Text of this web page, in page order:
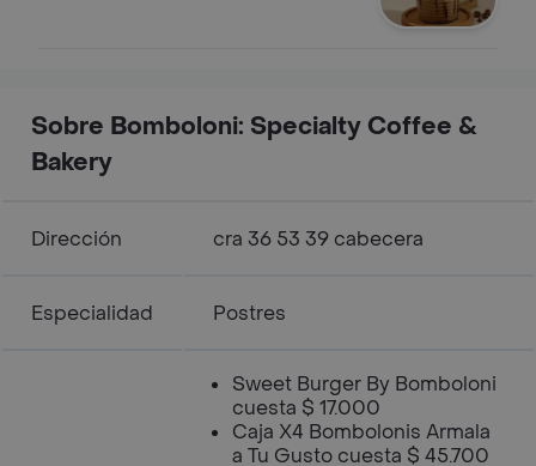
Sobre Bomboloni: Specialty Coffee &
Bakery
Dirección cra 36 53 39 cabecera
Especialidad Postres
Sweet Burger By Bomboloni
cuesta $ 17.000
Caja X4 Bombolonis Armala
a Tu Gusto cuesta $ 45.700